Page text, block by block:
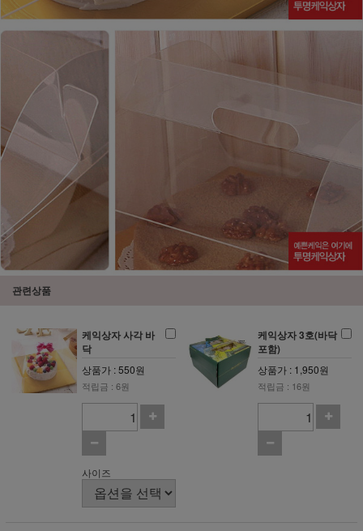
관련상품
케익상자 사각 바
닥
상품가 : 550원
적립금 : 6원
사이즈
케익상자 3호(바닥
포함)
상품가 : 1,950원
적립금 : 16원